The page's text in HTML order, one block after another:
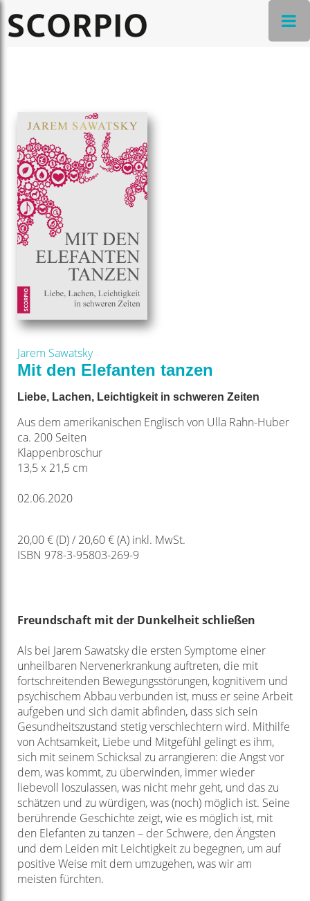
Jarem Sawatsky
Mit den Elefanten tanzen
Liebe, Lachen, Leichtigkeit in schweren Zeiten
Aus dem amerikanischen Englisch von Ulla Rahn-Huber
ca. 200 Seiten
Klappenbroschur
13,5 x 21,5 cm
02.06.2020
20,00 € (D) / 20,60 € (A) inkl. MwSt.
ISBN 978-3-95803-269-9
Freundschaft mit der Dunkelheit schließen
Als bei Jarem Sawatsky die ersten Symptome einer
unheilbaren Nervenerkrankung auftreten, die mit
fortschreitenden Bewegungsstörungen, kognitivem und
psychischem Abbau verbunden ist, muss er seine Arbeit
aufgeben und sich damit abfinden, dass sich sein
Gesundheitszustand stetig verschlechtern wird. Mithilfe
von Achtsamkeit, Liebe und Mitgefühl gelingt es ihm,
sich mit seinem Schicksal zu arrangieren: die Angst vor
dem, was kommt, zu überwinden, immer wieder
liebevoll loszulassen, was nicht mehr geht, und das zu
schätzen und zu würdigen, was (noch) möglich ist. Seine
berührende Geschichte zeigt, wie es möglich ist, mit
den Elefanten zu tanzen – der Schwere, den Ängsten
und dem Leiden mit Leichtigkeit zu begegnen, um auf
positive Weise mit dem umzugehen, was wir am
meisten fürchten.